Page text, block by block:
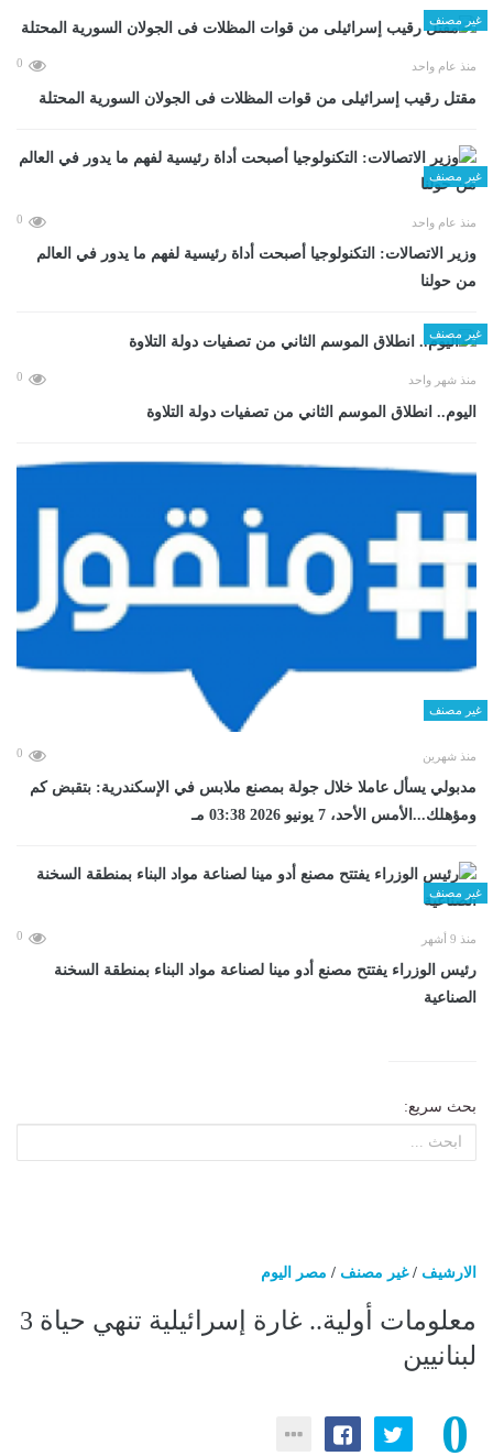
غير مصنف
منذ عام واحد 0
مقتل رقيب إسرائيلى من قوات المظلات فى الجولان السورية المحتلة
غير مصنف
منذ عام واحد 0
وزير الاتصالات: التكنولوجيا أصبحت أداة رئيسية لفهم ما يدور في العالم
من حولنا
غير مصنف
منذ شهر واحد 0
اليوم.. انطلاق الموسم الثاني من تصفيات دولة التلاوة
غير مصنف
منذ شهرين 0
مدبولي يسأل عاملا خلال جولة بمصنع ملابس في الإسكندرية: بتقبض كم
ومؤهلك...الأمس الأحد، 7 يونيو 2026 03:38 مـ
غير مصنف
منذ 9 أشهر 0
رئيس الوزراء يفتتح مصنع أدو مينا لصناعة مواد البناء بمنطقة السخنة
الصناعية
بحث سريع:
الارشيف /غير مصنف / مصر اليوم
معلومات أولية.. غارة إسرائيلية تنهي حياة 3
لبنانيين
0